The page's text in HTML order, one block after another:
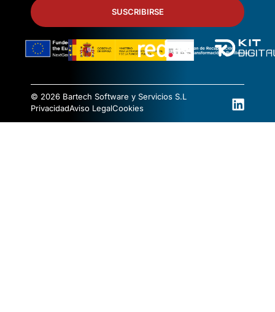
SUSCRIBIRSE
© 2026 Bartech Software y Servicios S.L
PrivacidadAviso LegalCookies